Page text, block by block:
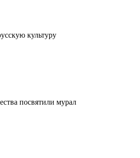
культуру
посвятили мурал